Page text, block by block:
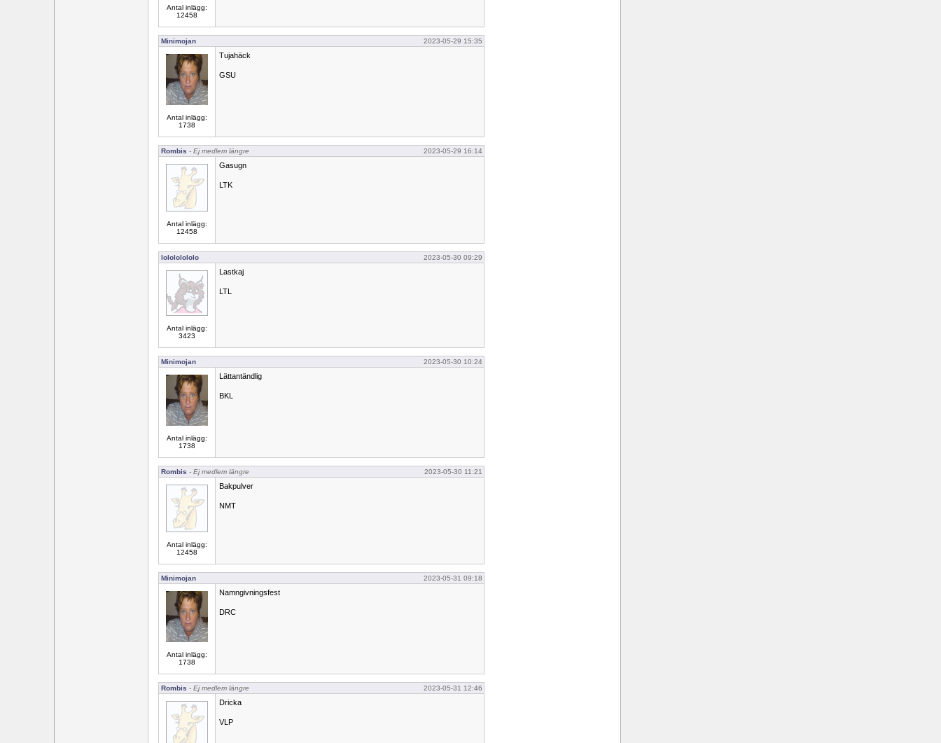
Antal inlägg:
12458
Minimojan 2023-05-29 15:35
Antal inlägg:
1738
Tujahäck
GSU
Rombis - Ej medlem längre 2023-05-29 16:14
Antal inlägg:
12458
Gasugn
LTK
lolololololo 2023-05-30 09:29
Antal inlägg:
3423
Lastkaj
LTL
Minimojan 2023-05-30 10:24
Antal inlägg:
1738
Lättantändlig
BKL
Rombis - Ej medlem längre 2023-05-30 11:21
Antal inlägg:
12458
Bakpulver
NMT
Minimojan 2023-05-31 09:18
Antal inlägg:
1738
Namngivningsfest
DRC
Rombis - Ej medlem längre 2023-05-31 12:46
Dricka
VLP